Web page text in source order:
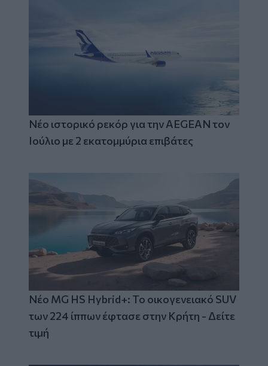
Νέο ιστορικό ρεκόρ για την AEGEAN τον
Ιούλιο με 2 εκατομμύρια επιβάτες
Νέο MG HS Hybrid+: Το οικογενειακό SUV
των 224 ίππων έφτασε στην Κρήτη - Δείτε
τιμή